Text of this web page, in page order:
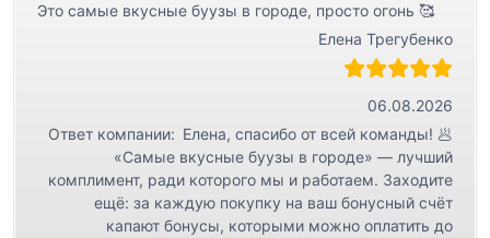
Это самые вкусные буузы в городе, просто огонь 🥰
Елена Трегубенко
06.08.2026
Ответ компании: Елена, спасибо от всей команды! 🥟
«Самые вкусные буузы в городе» — лучший
комплимент, ради которого мы и работаем. Заходите
ещё: за каждую покупку на ваш бонусный счёт
капают бонусы, которыми можно оплатить до